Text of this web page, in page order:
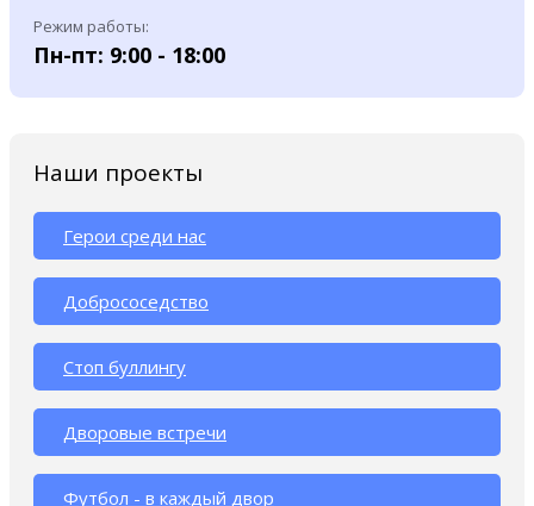
Режим работы:
Пн-пт: 9:00 - 18:00
Наши проекты
Герои среди нас
Добрососедство
Стоп буллингу
Дворовые встречи
Футбол - в каждый двор